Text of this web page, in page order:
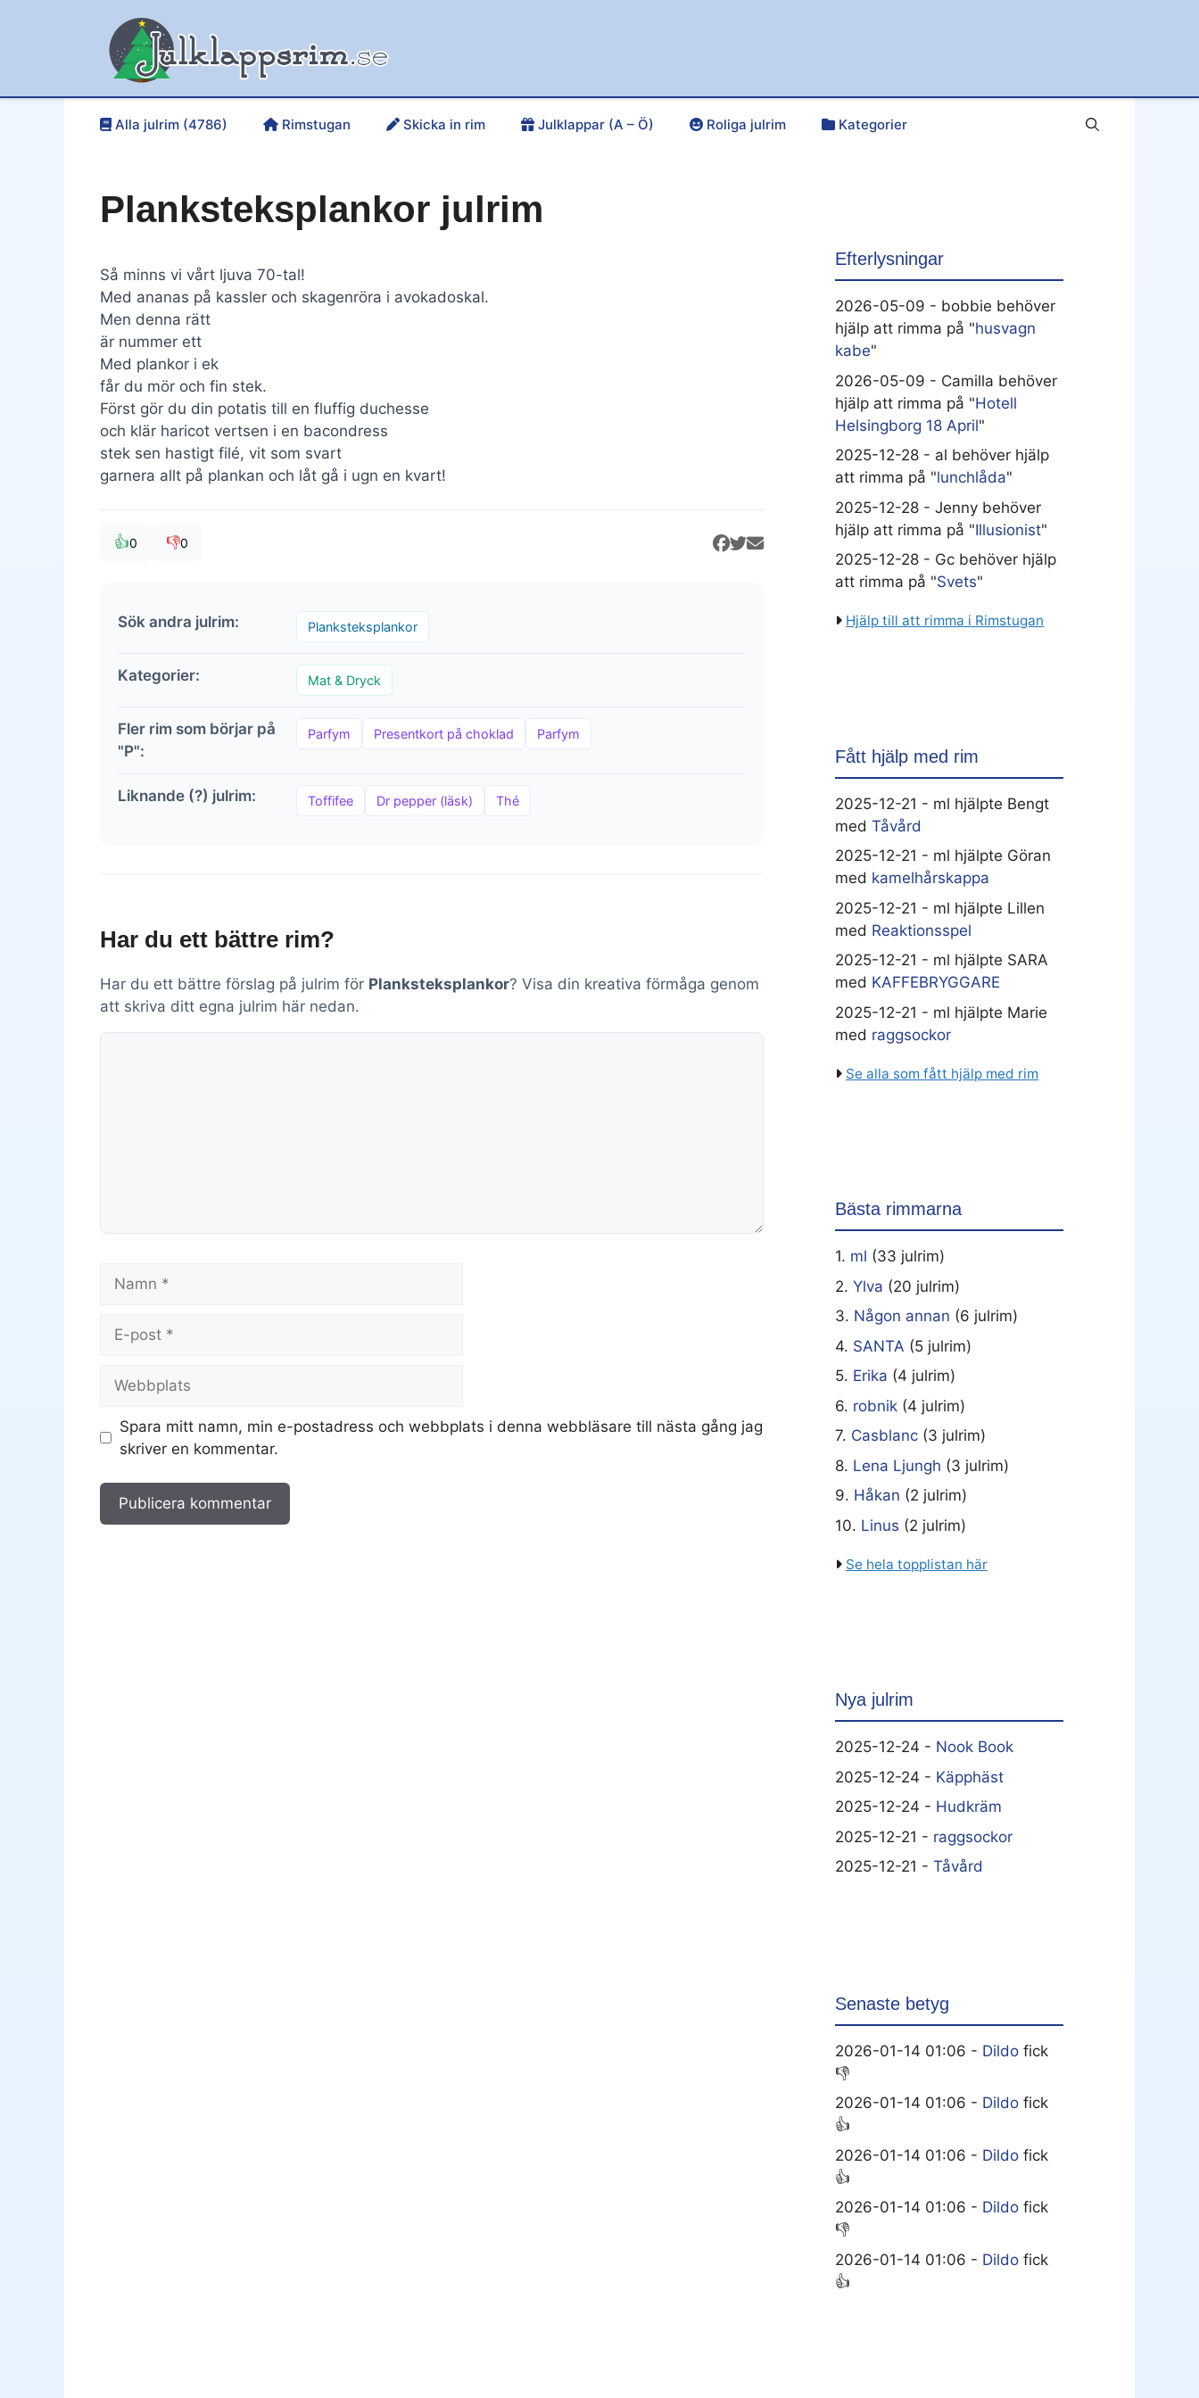
Alla julrim (4786) Rimstugan Skicka in rim Julklappar (A – Ö) Roliga julrim Kategorier
Planksteksplankor julrim
Så minns vi vårt ljuva 70-tal!
Med ananas på kassler och skagenröra i avokadoskal.
Men denna rätt
är nummer ett
Med plankor i ek
får du mör och fin stek.
Först gör du din potatis till en fluffig duchesse
och klär haricot vertsen i en bacondress
stek sen hastigt filé, vit som svart
garnera allt på plankan och låt gå i ugn en kvart!
👍0 👎0
Sök andra julrim: Planksteksplankor
Kategorier: Mat & Dryck
Fler rim som börjar på
"P":
Parfym Presentkort på choklad Parfym
Liknande (?) julrim: Toffifee Dr pepper (läsk) Thé
Har du ett bättre rim?
Har du ett bättre förslag på julrim för Planksteksplankor? Visa din kreativa förmåga genom
att skriva ditt egna julrim här nedan.
Kommentar
post
Spara mitt namn, min e-postadress och webbplats i denna webbläsare till nästa gång jag
skriver en kommentar.
Efterlysningar
2026-05-09 - bobbie behöver
hjälp att rimma på "husvagn
kabe"
2026-05-09 - Camilla behöver
hjälp att rimma på "Hotell
Helsingborg 18 April"
2025-12-28 - al behöver hjälp
att rimma på "lunchlåda"
2025-12-28 - Jenny behöver
hjälp att rimma på "Illusionist"
2025-12-28 - Gc behöver hjälp
att rimma på "Svets"
Hjälp till att rimma i Rimstugan
Fått hjälp med rim
2025-12-21 - ml hjälpte Bengt
med Tåvård
2025-12-21 - ml hjälpte Göran
med kamelhårskappa
2025-12-21 - ml hjälpte Lillen
med Reaktionsspel
2025-12-21 - ml hjälpte SARA
med KAFFEBRYGGARE
2025-12-21 - ml hjälpte Marie
med raggsockor
Se alla som fått hjälp med rim
Bästa rimmarna
1. ml (33 julrim)
2. Ylva (20 julrim)
3. Någon annan (6 julrim)
4. SANTA (5 julrim)
5. Erika (4 julrim)
6. robnik (4 julrim)
7. Casblanc (3 julrim)
8. Lena Ljungh (3 julrim)
9. Håkan (2 julrim)
10. Linus (2 julrim)
Se hela topplistan här
Nya julrim
2025-12-24 - Nook Book
2025-12-24 - Käpphäst
2025-12-24 - Hudkräm
2025-12-21 - raggsockor
2025-12-21 - Tåvård
Senaste betyg
2026-01-14 01:06 - Dildo fick
👎
2026-01-14 01:06 - Dildo fick
👍
2026-01-14 01:06 - Dildo fick
👍
2026-01-14 01:06 - Dildo fick
👎
2026-01-14 01:06 - Dildo fick
👍